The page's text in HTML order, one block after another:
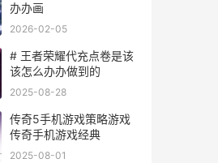
办办画
2026-02-05
# 王者荣耀代充点卷是该
该怎么办办做到的
2025-08-28
传奇5手机游戏策略游戏
传奇手机游戏经典
2025-08-01